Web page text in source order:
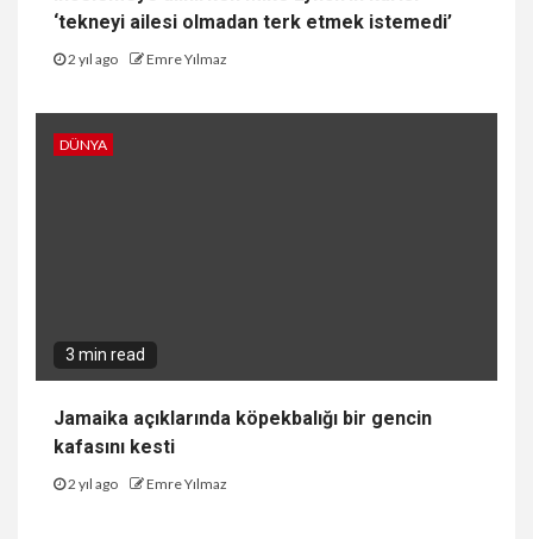
‘tekneyi ailesi olmadan terk etmek istemedi’
2 yıl ago Emre Yılmaz
DÜNYA
3 min read
Jamaika açıklarında köpekbalığı bir gencin
kafasını kesti
2 yıl ago Emre Yılmaz